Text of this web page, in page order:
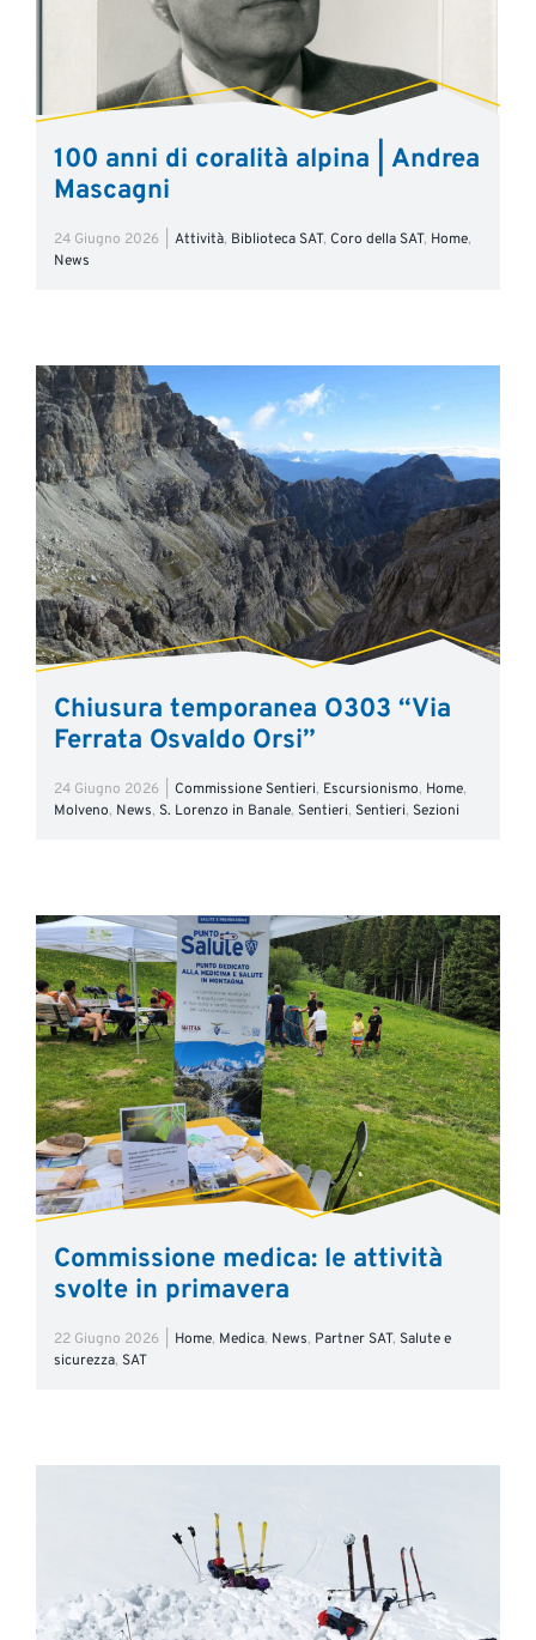
100 anni di coralità alpina | Andrea
Mascagni
24 Giugno 2026 Attività, Biblioteca SAT, Coro della SAT, Home,
News
Chiusura temporanea O303 “Via
Ferrata Osvaldo Orsi”
24 Giugno 2026 Commissione Sentieri, Escursionismo, Home,
Molveno, News, S. Lorenzo in Banale, Sentieri, Sentieri, Sezioni
Commissione medica: le attività
svolte in primavera
22 Giugno 2026 Home, Medica, News, Partner SAT, Salute e
sicurezza, SAT